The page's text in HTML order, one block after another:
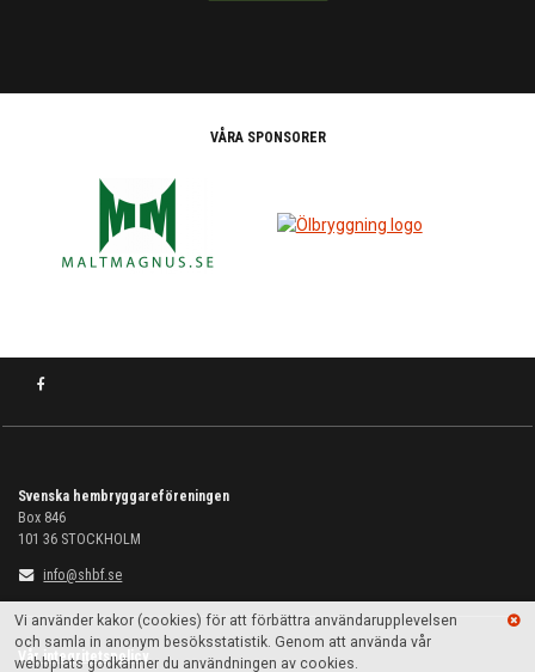
VÅRA SPONSORER
Svenska hembryggareföreningen
Box 846
101 36 STOCKHOLM
info@shbf.se
Vår integritetspolicy
Vi använder kakor (cookies) för att förbättra användarupplevelsen
och samla in anonym besöksstatistik. Genom att använda vår
webbplats godkänner du användningen av cookies.